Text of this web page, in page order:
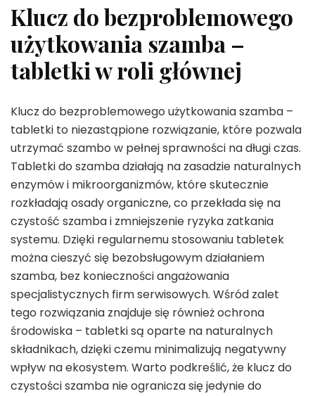
Klucz do bezproblemowego
użytkowania szamba –
tabletki w roli głównej
Klucz do bezproblemowego użytkowania szamba –
tabletki to niezastąpione rozwiązanie, które pozwala
utrzymać szambo w pełnej sprawności na długi czas.
Tabletki do szamba działają na zasadzie naturalnych
enzymów i mikroorganizmów, które skutecznie
rozkładają osady organiczne, co przekłada się na
czystość szamba i zmniejszenie ryzyka zatkania
systemu. Dzięki regularnemu stosowaniu tabletek
można cieszyć się bezobsługowym działaniem
szamba, bez konieczności angażowania
specjalistycznych firm serwisowych. Wśród zalet
tego rozwiązania znajduje się również ochrona
środowiska – tabletki są oparte na naturalnych
składnikach, dzięki czemu minimalizują negatywny
wpływ na ekosystem. Warto podkreślić, że klucz do
czystości szamba nie ogranicza się jedynie do